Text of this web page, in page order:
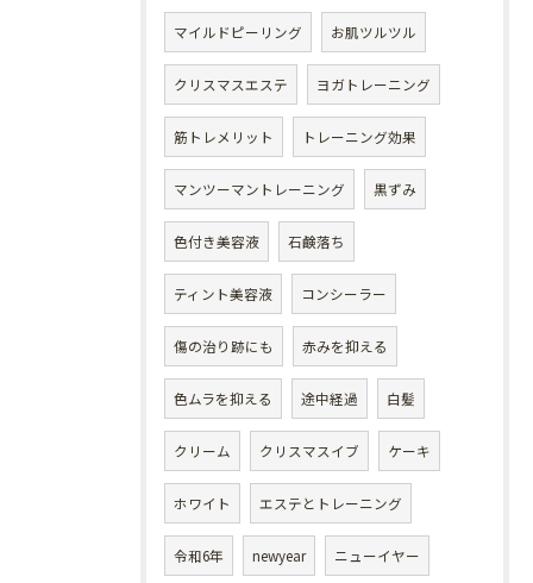
マイルドピーリング お肌ツルツル
クリスマスエステ ヨガトレーニング
筋トレメリット トレーニング効果
マンツーマントレーニング 黒ずみ
色付き美容液 石鹸落ち
ティント美容液 コンシーラー
傷の治り跡にも 赤みを抑える
色ムラを抑える 途中経過 白髪
クリーム クリスマスイブ ケーキ
ホワイト エステとトレーニング
令和6年 newyear ニューイヤー